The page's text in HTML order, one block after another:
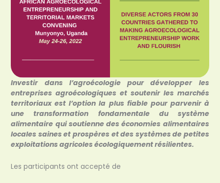
Investir dans l’agroécologie pour développer les
entreprises agroécologiques et soutenir les marchés
territoriaux est l’option la plus fiable pour parvenir à
une transformation fondamentale du système
alimentaire qui soutienne des économies alimentaires
locales saines et prospères et des systèmes de petites
exploitations agricoles écologiquement résilientes.
Les participants ont accepté de